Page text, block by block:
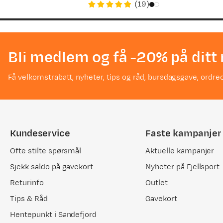
Liv-Eirid G Bekreftet kjøper
Charlotte S
1 måned siden
Kjøpt størrelse:
One Size
(19)
Bli medlem og få -20% på
Få velkomstrabatt, nyheter, tips og råd, bursdagsgave,
Kundeservice
Ofte stilte spørsmål
Sjekk saldo på gavekort
Returinfo
Tips & Råd
Hentepunkt i Sandefjord
Faste kampanjer
Aktuelle kampanjer
Nyheter på Fjellsport
Outlet
Gavekort